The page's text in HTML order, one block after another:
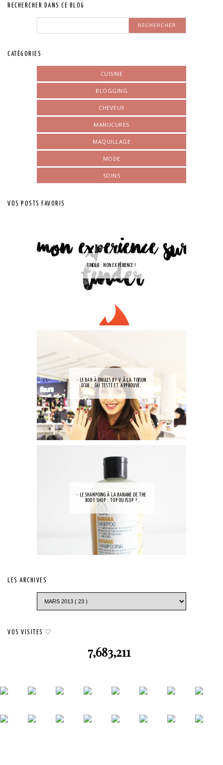
RECHERCHER DANS CE BLOG
CATÉGORIES
CUISINE
BLOGGING
CHEVEUX
MANUCURES
MAQUILLAGE
MODE
SOINS
VOS POSTS FAVORIS
TINDER : MON EXPÉRIENCE !
- LE BAR À ONGLES BY V À LA TOISON
D'OR : J'AI TESTÉ ET APPROUVÉ.
- LE SHAMPOING À LA BANANE DE THE
BODY SHOP : TOP OU FLOP ?
LES ARCHIVES
VOS VISITES ♡
7,683,211